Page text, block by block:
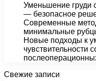
Уменьшение груди
— безопасное
Современные
минимальные
Новые подходы к
чувствительности
Свежие записи